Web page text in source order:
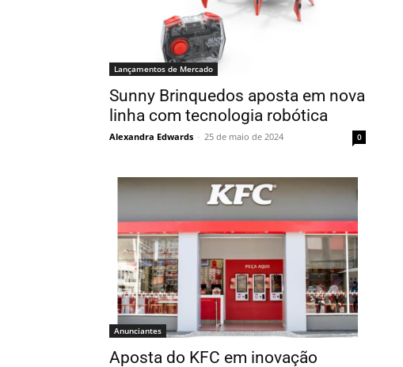
Lançamentos de Mercado
Sunny Brinquedos aposta em nova
linha com tecnologia robótica
Alexandra Edwards - 25 de maio de 2024 0
Anunciantes
Aposta do KFC em inovação